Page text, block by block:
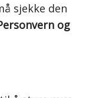
sjekke den
og